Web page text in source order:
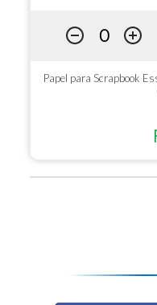
Papel para Scrapbook